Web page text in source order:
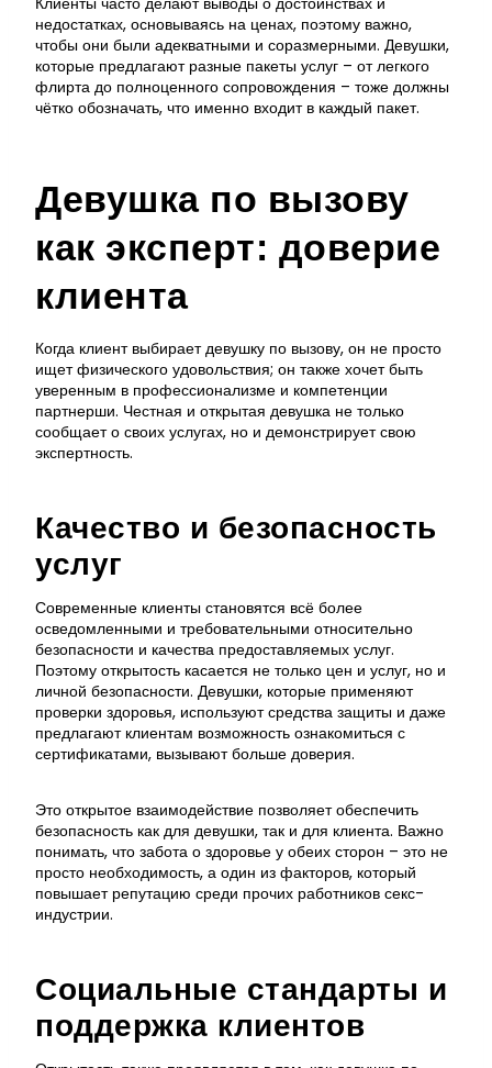
недостатках, основываясь на ценах, поэтому важно,
чтобы они были адекватными и соразмерными. Девушки,
которые предлагают разные пакеты услуг – от легкого
флирта до полноценного сопровождения – тоже должны
чётко обозначать, что именно входит в каждый пакет.
Девушка по вызову
как эксперт: доверие
клиента
Когда клиент выбирает девушку по вызову, он не просто
ищет физического удовольствия; он также хочет быть
уверенным в профессионализме и компетенции
партнерши. Честная и открытая девушка не только
сообщает о своих услугах, но и демонстрирует свою
экспертность.
Качество и безопасность
услуг
Современные клиенты становятся всё более
осведомленными и требовательными относительно
безопасности и качества предоставляемых услуг.
Поэтому открытость касается не только цен и услуг, но и
личной безопасности. Девушки, которые применяют
проверки здоровья, используют средства защиты и даже
предлагают клиентам возможность ознакомиться с
сертификатами, вызывают больше доверия.
Это открытое взаимодействие позволяет обеспечить
безопасность как для девушки, так и для клиента. Важно
понимать, что забота о здоровье у обеих сторон – это не
просто необходимость, а один из факторов, который
повышает репутацию среди прочих работников секс-
индустрии.
Социальные стандарты и
поддержка клиентов